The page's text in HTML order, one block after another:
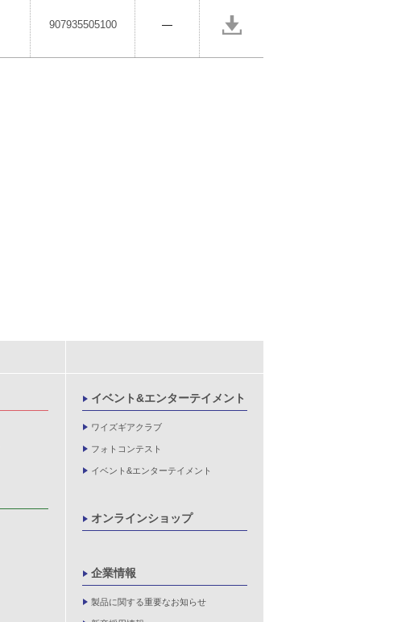
907935505100 ―
イベント&エンターテイメント
ワイズギアクラブ
フォトコンテスト
イベント&エンターテイメント
オンラインショップ
企業情報
製品に関する重要なお知らせ